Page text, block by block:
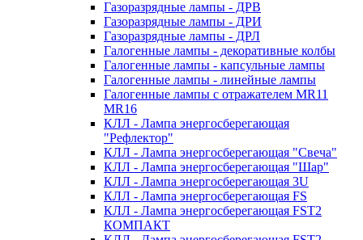
Газоразрядные лампы - ДРВ
Газоразрядные лампы - ДРИ
Газоразрядные лампы - ДРЛ
Галогенные лампы - декоративные колбы
Галогенные лампы - капсульные лампы
Галогенные лампы - линейные лампы
Галогенные лампы с отражателем MR11
MR16
КЛЛ - Лампа энергосберегающая
"Рефлектор"
КЛЛ - Лампа энергосберегающая "Свеча"
КЛЛ - Лампа энергосберегающая "Шар"
КЛЛ - Лампа энергосберегающая 3U
КЛЛ - Лампа энергосберегающая FS
КЛЛ - Лампа энергосберегающая FST2
КОМПАКТ